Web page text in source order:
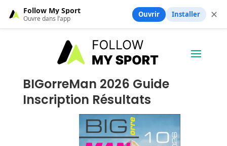
BIGorreMan 2026 Guide
Inscription Résultats
Follow My Sport
Ouvre dans l’app Ouvrir Installer ✕